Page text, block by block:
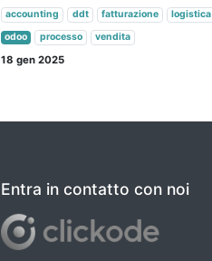
accounting ddt fatturazione logistica
odoo
processo vendita
18 gen 2025
Entra in contatto con noi